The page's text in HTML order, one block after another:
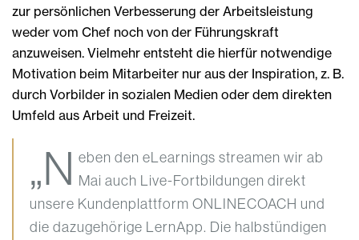
zur persönlichen Verbesserung der Arbeitsleistung
weder vom Chef noch von der Führungskraft
anzuweisen. Vielmehr entsteht die hierfür notwendige
Motivation beim Mitarbeiter nur aus der Inspiration, z. B.
durch Vorbilder in sozialen Medien oder dem direkten
Umfeld aus Arbeit und Freizeit.
„N eben den eLearnings streamen wir ab
Mai auch Live-Fortbildungen direkt
unsere Kundenplattform ONLINECOACH und
die dazugehörige LernApp. Die halbstündigen